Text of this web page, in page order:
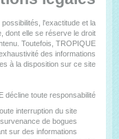
l'exactitude et la
dont elle se réserve le droit
Toutefois, TROPIQUE
des informations
à la disposition sur ce site.
toute responsabilité :
sur des informations